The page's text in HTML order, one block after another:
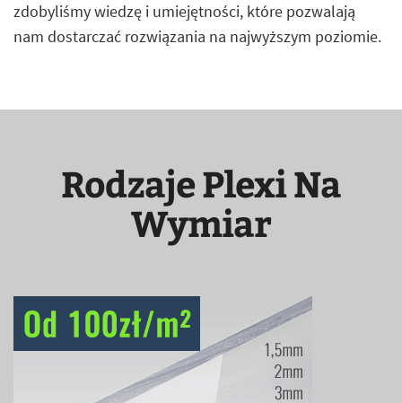
zdobyliśmy wiedzę i umiejętności, które pozwalają
nam dostarczać rozwiązania na najwyższym poziomie.
Rodzaje Plexi Na
Wymiar